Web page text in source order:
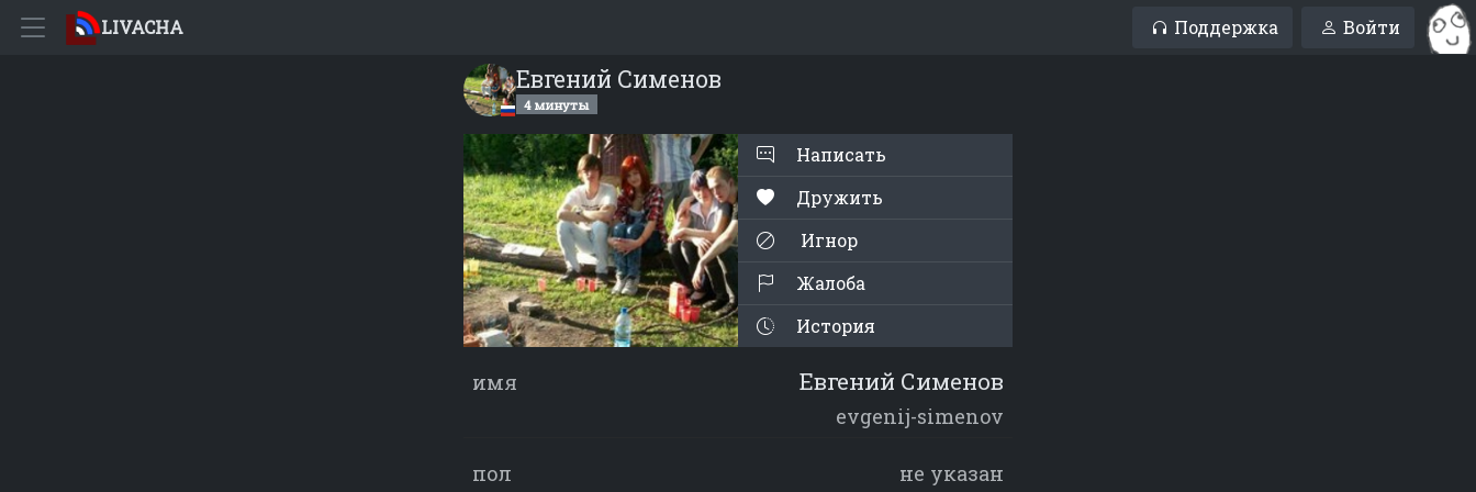
LIVACHA Поддержка Войти
Евгений Сименов
4 минуты
Написать
Дружить
Игнор
Жалоба
История
имя Евгений Сименов
evgenij-simenov
пол не указан